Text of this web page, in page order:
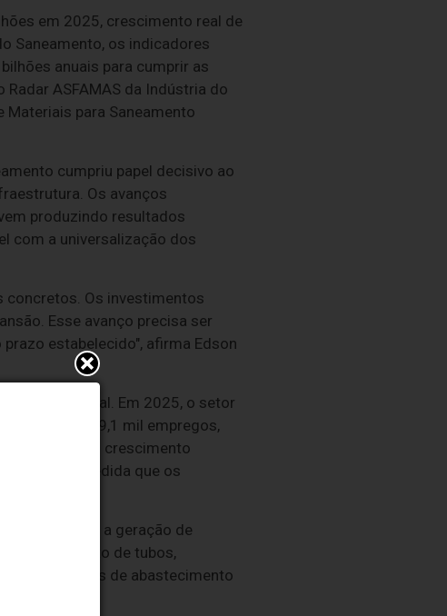
em 2025, crescimento real de
Saneamento, os indicadores
anuais para cumprir as
ASFAMAS da Indústria do
Materiais para Saneamento
cumpriu papel decisivo ao
Os avanços
produzindo resultados
com a universalização dos
concretos. Os investimentos
Esse avanço precisa ser
estabelecido", afirma Edson
nacional. Em 2025, o setor
cerca de 59,1 mil empregos,
tempo, o crescimento
evoluir à medida que os
ampliar a geração de
fornecimento de tubos,
para as obras de abastecimento